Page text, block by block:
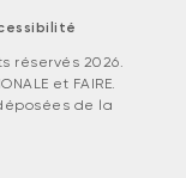
réservés 2026.
et FAIRE.
de la